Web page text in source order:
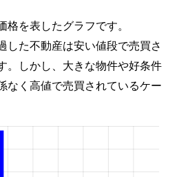
を表したグラフです。
した不動産は安い値段で売買さ
。しかし、大きな物件や好条件
なく高値で売買されているケー